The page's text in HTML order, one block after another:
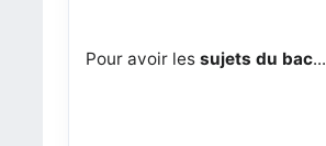
Pour avoir les sujets du bac...